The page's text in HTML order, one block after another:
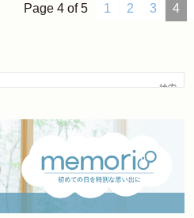
Page 4 of 5 1 2 3 4
検索